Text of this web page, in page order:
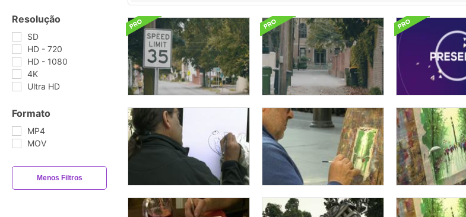
Resolução
SD
HD - 720
HD - 1080
4K
Ultra HD
Formato
MP4
MOV
Menos Filtros